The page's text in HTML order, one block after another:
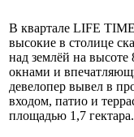
В квартале LIFE
высокие в столице
над землёй на
окнами и
девелопер вывел в
входом, патио и
площадью 1,7 гектара.